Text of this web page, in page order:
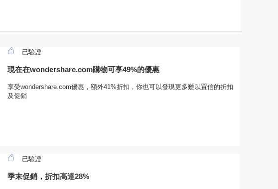
已驗證
現在在wondershare.com購物可享49%的優惠
享受wondershare.com優惠，額外41%折扣，你也可以發現更多難以置信的折扣
及促銷
已驗證
季末促銷，折扣高達28%